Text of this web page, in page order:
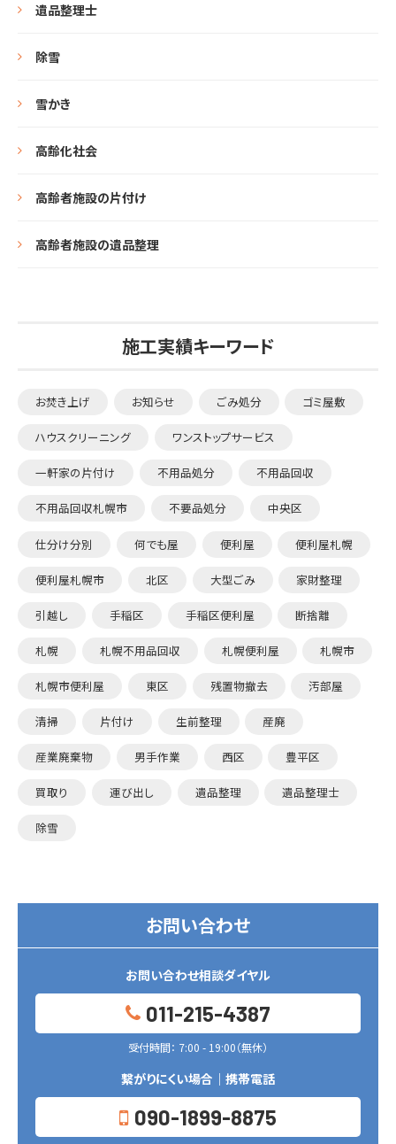
遺品整理士
除雪
雪かき
高齢化社会
高齢者施設の片付け
高齢者施設の遺品整理
施工実績キーワード
お焚き上げ お知らせ ごみ処分 ゴミ屋敷
ハウスクリーニング ワンストップサービス
一軒家の片付け 不用品処分 不用品回収
不用品回収札幌市 不要品処分 中央区
仕分け分別 何でも屋 便利屋 便利屋札幌
便利屋札幌市 北区 大型ごみ 家財整理
引越し 手稲区 手稲区便利屋 断捨離
札幌 札幌不用品回収 札幌便利屋 札幌市
札幌市便利屋 東区 残置物撤去 汚部屋
清掃 片付け 生前整理 産廃
産業廃棄物 男手作業 西区 豊平区
買取り 運び出し 遺品整理 遺品整理士
除雪
お問い合わせ
お問い合わせ相談ダイヤル
011-215-4387
受付時間： 7:00 - 19:00（無休）
繋がりにくい場合｜携帯電話
090-1899-8875